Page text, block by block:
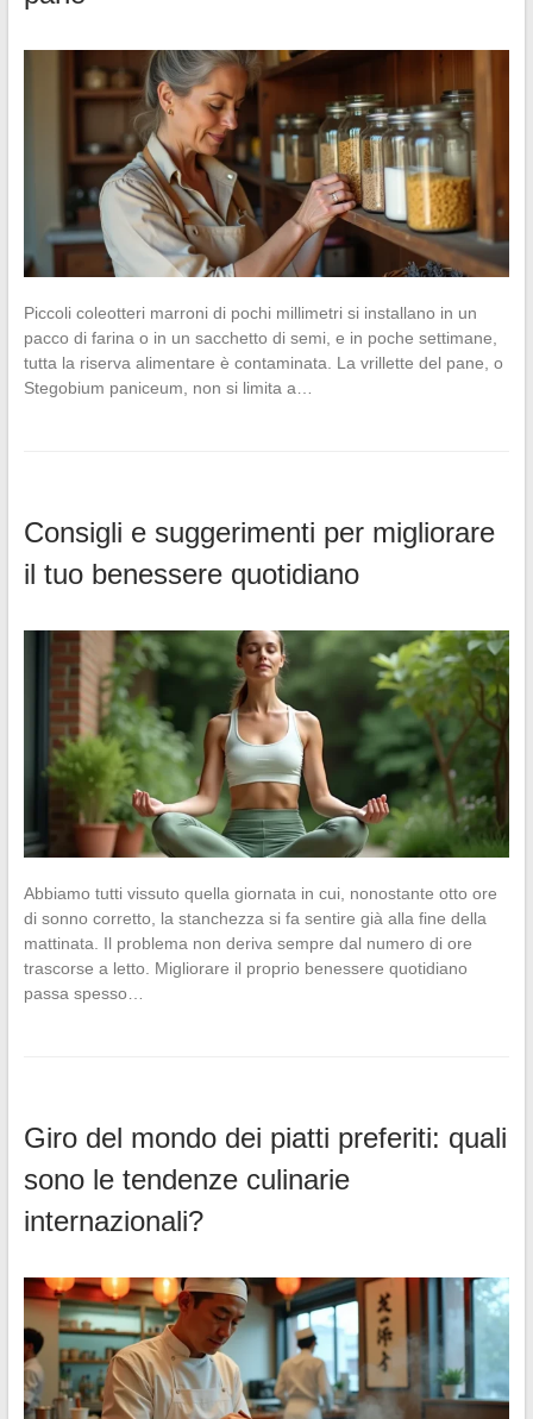
Piccoli coleotteri marroni di pochi millimetri si installano in un
pacco di farina o in un sacchetto di semi, e in poche settimane,
tutta la riserva alimentare è contaminata. La vrillette del pane, o
Stegobium paniceum, non si limita a…
Consigli e suggerimenti per migliorare
il tuo benessere quotidiano
Abbiamo tutti vissuto quella giornata in cui, nonostante otto ore
di sonno corretto, la stanchezza si fa sentire già alla fine della
mattinata. Il problema non deriva sempre dal numero di ore
trascorse a letto. Migliorare il proprio benessere quotidiano
passa spesso…
Giro del mondo dei piatti preferiti: quali
sono le tendenze culinarie
internazionali?